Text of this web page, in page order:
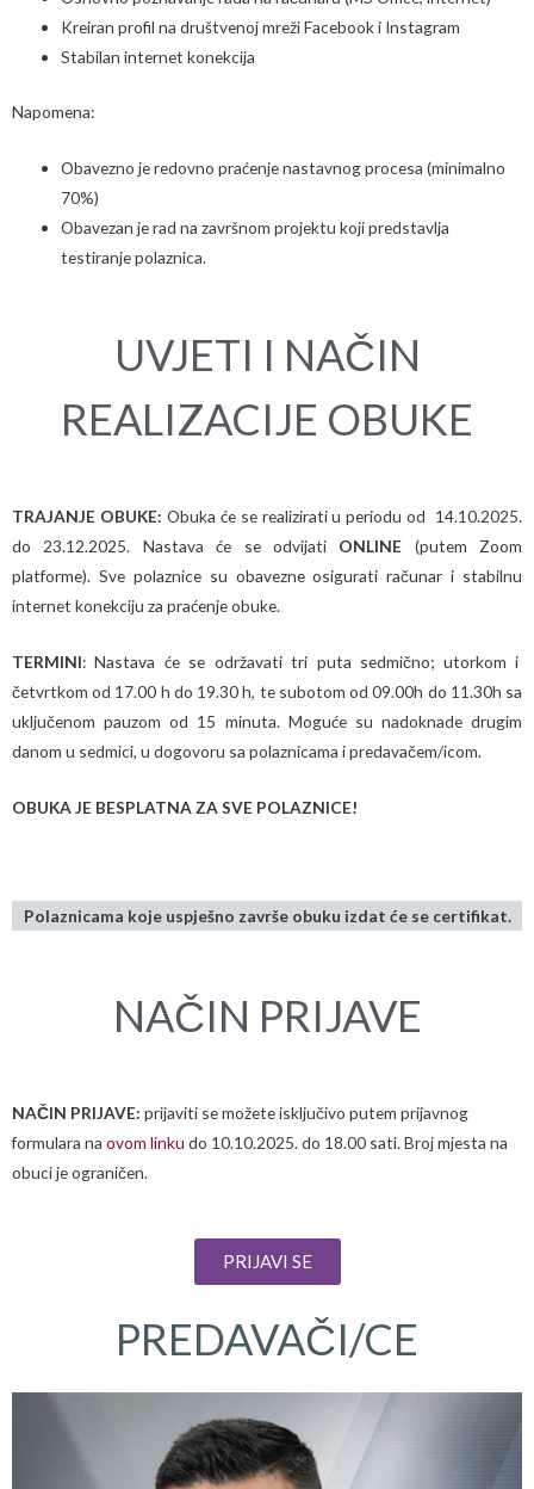
Kreiran profil na društvenoj mreži Facebook i Instagram
Stabilan internet konekcija
Napomena:
Obavezno je redovno praćenje nastavnog procesa (minimalno
70%)
Obavezan je rad na završnom projektu koji predstavlja
testiranje polaznica.
UVJETI I NAČIN
REALIZACIJE OBUKE
TRAJANJE OBUKE: Obuka će se realizirati u periodu od 14.10.2025.
do 23.12.2025. Nastava će se odvijati ONLINE (putem Zoom
platforme). Sve polaznice su obavezne osigurati računar i stabilnu
internet konekciju za praćenje obuke.
TERMINI: Nastava će se održavati tri puta sedmično; utorkom i
četvrtkom od 17.00 h do 19.30 h, te subotom od 09.00h do 11.30h sa
uključenom pauzom od 15 minuta. Moguće su nadoknade drugim
danom u sedmici, u dogovoru sa polaznicama i predavačem/icom.
OBUKA JE BESPLATNA ZA SVE POLAZNICE!
Polaznicama koje uspješno završe obuku izdat će se certifikat.
NAČIN PRIJAVE
NAČIN PRIJAVE: prijaviti se možete isključivo putem prijavnog
formulara na ovom linku do 10.10.2025. do 18.00 sati. Broj mjesta na
obuci je ograničen.
PRIJAVI SE
PREDAVAČI/CE